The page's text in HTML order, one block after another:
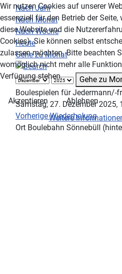
Nach Jahr
Nach Monat
Nach Woche
Heute
Gehe zu Monat
Gehe zu
Boulespielen für Jedermann/-
Samstag, 27. Dezember 2025,
Vorherige Wiederholung
Ort Boulebahn Sönnebüll
Wir nutzen Cookies auf unserer
essenziell für den Betrieb der
diese Website und die
Cookies). Sie können selbst
zulassen möchten. Bitte beachten
womöglich nicht mehr alle
Verfügung stehen.
Akzeptieren
Ablehnen
Weitere